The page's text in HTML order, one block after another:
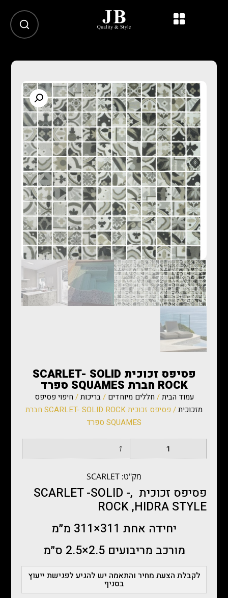
פסיפס זכוכית SCARLET- SOLID
ROCK חברת SQUAMES ספרד
עמוד הבית/ חללים מיוחדים /בריכות/ חיפוי פסיפס
מזכוכית
/ פסיפס זכוכית SCARLET- SOLID ROCK חברת
SQUAMES ספרד
1
1
מק"ט: SCARLET
פסיפס זכוכית ,- SCARLET -SOLID
ROCK ,HIDRA STYLE
יחידה אחת 311×311 מ״מ
מורכב מריבועים 2.5×2.5 ס״מ
לקבלת הצעת מחיר והתאמה יש להגיע לפגישת ייעוץ
בסניף